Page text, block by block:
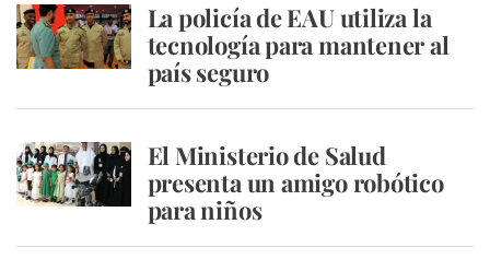
La policía de EAU utiliza la
tecnología para mantener al
país seguro
El Ministerio de Salud
presenta un amigo robótico
para niños